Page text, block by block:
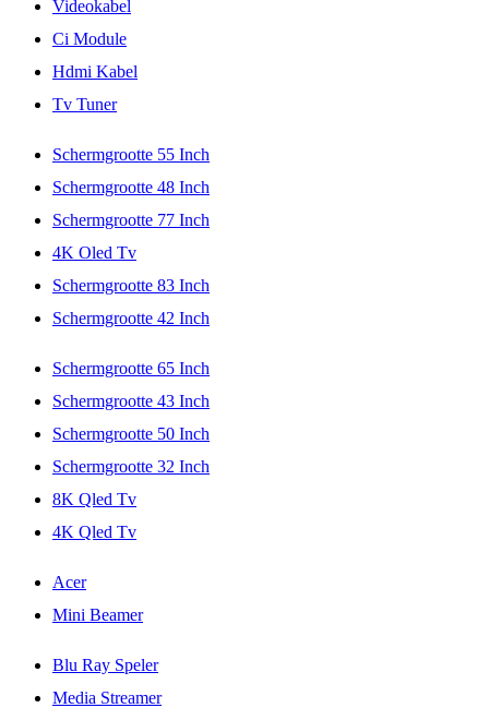
Videokabel
Ci Module
Hdmi Kabel
Tv Tuner
Schermgrootte 55 Inch
Schermgrootte 48 Inch
Schermgrootte 77 Inch
4K Oled Tv
Schermgrootte 83 Inch
Schermgrootte 42 Inch
Schermgrootte 65 Inch
Schermgrootte 43 Inch
Schermgrootte 50 Inch
Schermgrootte 32 Inch
8K Qled Tv
4K Qled Tv
Acer
Mini Beamer
Blu Ray Speler
Media Streamer